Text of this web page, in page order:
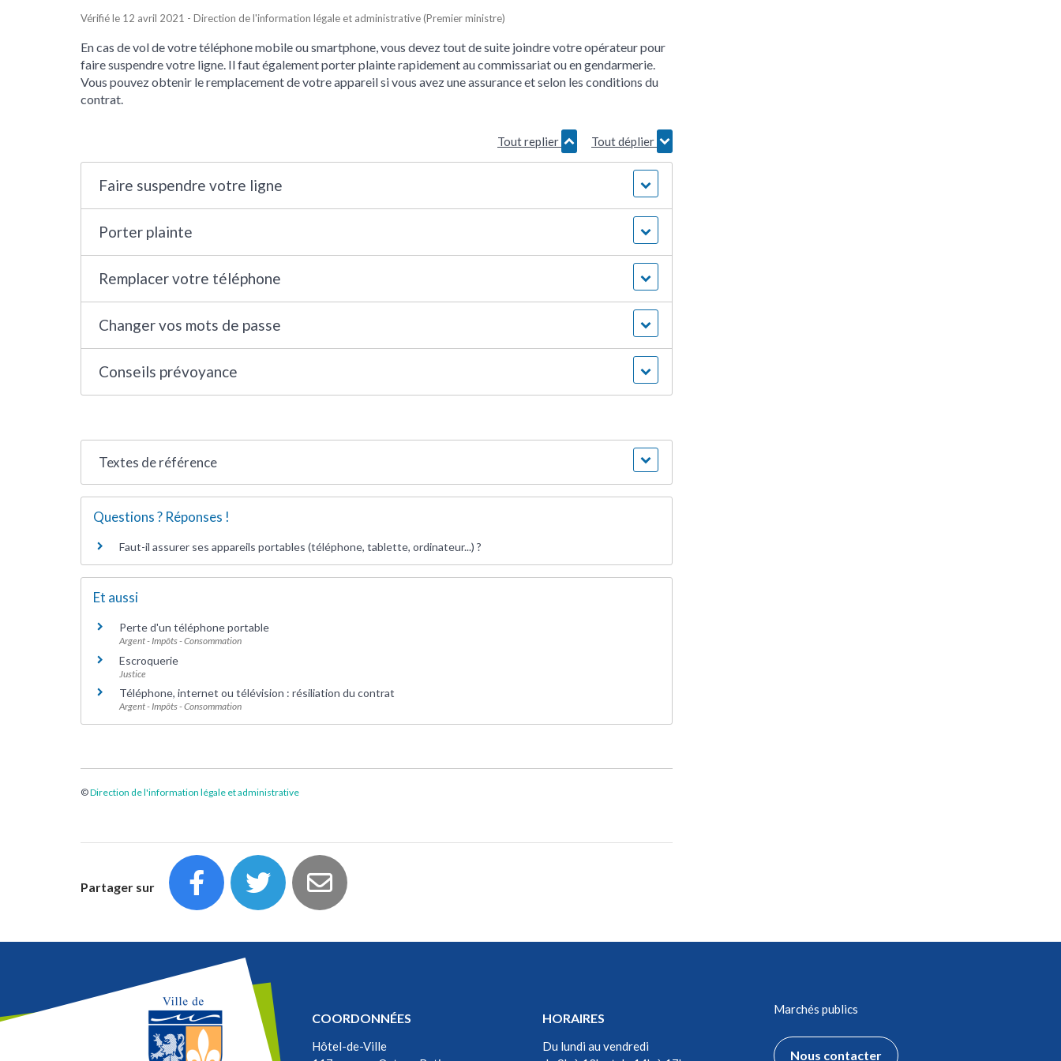
Vérifié le 12 avril 2021 - Direction de l'information légale et administrative (Premier ministre)
En cas de vol de votre téléphone mobile ou smartphone, vous devez tout de suite joindre votre opérateur pour
faire suspendre votre ligne. Il faut également porter plainte rapidement au commissariat ou en gendarmerie.
Vous pouvez obtenir le remplacement de votre appareil si vous avez une assurance et selon les conditions du
contrat.
Tout replier Tout déplier
Faire suspendre votre ligne
Porter plainte
Remplacer votre téléphone
Changer vos mots de passe
Conseils prévoyance
Textes de référence
Questions ? Réponses !
Faut-il assurer ses appareils portables (téléphone, tablette, ordinateur...) ?
Et aussi
Perte d'un téléphone portable
Argent - Impôts - Consommation
Escroquerie
Justice
Téléphone, internet ou télévision : résiliation du contrat
Argent - Impôts - Consommation
©Direction de l'information légale et administrative
Partager sur
COORDONNÉES
Hôtel-de-Ville
HORAIRES
Du lundi au vendredi
Marchés publics
Nous contacter